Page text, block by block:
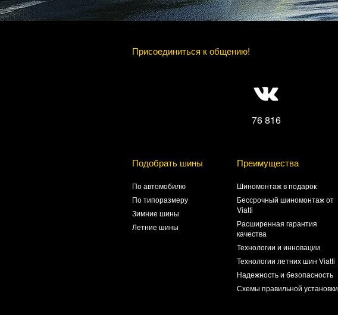
Присоединиться к общению!
76 816
Подобрать шины
По автомобилю
По типоразмеру
Зимние шины
Летние шины
Преимущества
Шиномонтаж в подарок
Бессрочный шиномонтаж от
Viatti
Расширенная гарантия
качества
Технологии и инновации
Технологии летних шин Viatti
Надежность и безопасность
Схемы правильной установки